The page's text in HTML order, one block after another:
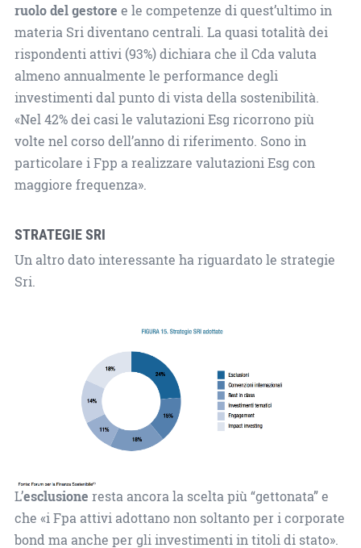
ruolo del gestore e le competenze di quest’ultimo in
materia Sri diventano centrali. La quasi totalità dei
rispondenti attivi (93%) dichiara che il Cda valuta
almeno annualmente le performance degli
investimenti dal punto di vista della sostenibilità.
«Nel 42% dei casi le valutazioni Esg ricorrono più
volte nel corso dell’anno di riferimento. Sono in
particolare i Fpp a realizzare valutazioni Esg con
maggiore frequenza».
STRATEGIE SRI
Un altro dato interessante ha riguardato le strategie
Sri.
L’esclusione resta ancora la scelta più “gettonata” e
che «i Fpa attivi adottano non soltanto per i corporate
bond ma anche per gli investimenti in titoli di stato».